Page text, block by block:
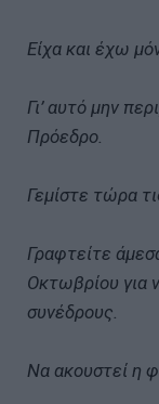
Είχα και έχω
Γι’ αυτό μην
Πρόεδρο.
Γεμίστε τώρα
Γραφτείτε
Οκτωβρίου για
συνέδρους.
Να ακουστεί η